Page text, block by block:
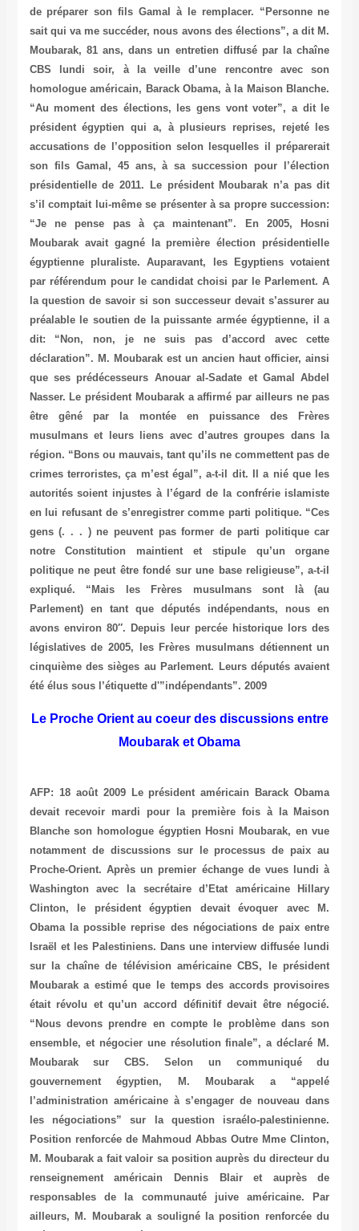
de préparer son fils Gamal à le remplacer. “Personne ne
sait qui va me succéder, nous avons des élections”, a dit M.
Moubarak, 81 ans, dans un entretien diffusé par la chaîne
CBS lundi soir, à la veille d’une rencontre avec son
homologue américain, Barack Obama, à la Maison Blanche.
“Au moment des élections, les gens vont voter”, a dit le
président égyptien qui a, à plusieurs reprises, rejeté les
accusations de l’opposition selon lesquelles il préparerait
son fils Gamal, 45 ans, à sa succession pour l’élection
présidentielle de 2011. Le président Moubarak n’a pas dit
s’il comptait lui-même se présenter à sa propre succession:
“Je ne pense pas à ça maintenant”. En 2005, Hosni
Moubarak avait gagné la première élection présidentielle
égyptienne pluraliste. Auparavant, les Egyptiens votaient
par référendum pour le candidat choisi par le Parlement. A
la question de savoir si son successeur devait s’assurer au
préalable le soutien de la puissante armée égyptienne, il a
dit: “Non, non, je ne suis pas d’accord avec cette
déclaration”. M. Moubarak est un ancien haut officier, ainsi
que ses prédécesseurs Anouar al-Sadate et Gamal Abdel
Nasser. Le président Moubarak a affirmé par ailleurs ne pas
être gêné par la montée en puissance des Frères
musulmans et leurs liens avec d’autres groupes dans la
région. “Bons ou mauvais, tant qu’ils ne commettent pas de
crimes terroristes, ça m’est égal”, a-t-il dit. Il a nié que les
autorités soient injustes à l’égard de la confrérie islamiste
en lui refusant de s’enregistrer comme parti politique. “Ces
gens (. . . ) ne peuvent pas former de parti politique car
notre Constitution maintient et stipule qu’un organe
politique ne peut être fondé sur une base religieuse”, a-t-il
expliqué. “Mais les Frères musulmans sont là (au
Parlement) en tant que députés indépendants, nous en
avons environ 80″. Depuis leur percée historique lors des
législatives de 2005, les Frères musulmans détiennent un
cinquième des sièges au Parlement. Leurs députés avaient
été élus sous l’étiquette d'”indépendants”. 2009
Le Proche Orient au coeur des discussions entre
Moubarak et Obama
AFP: 18 août 2009 Le président américain Barack Obama
devait recevoir mardi pour la première fois à la Maison
Blanche son homologue égyptien Hosni Moubarak, en vue
notamment de discussions sur le processus de paix au
Proche-Orient. Après un premier échange de vues lundi à
Washington avec la secrétaire d’Etat américaine Hillary
Clinton, le président égyptien devait évoquer avec M.
Obama la possible reprise des négociations de paix entre
Israël et les Palestiniens. Dans une interview diffusée lundi
sur la chaîne de télévision américaine CBS, le président
Moubarak a estimé que le temps des accords provisoires
était révolu et qu’un accord définitif devait être négocié.
“Nous devons prendre en compte le problème dans son
ensemble, et négocier une résolution finale”, a déclaré M.
Moubarak sur CBS. Selon un communiqué du
gouvernement égyptien, M. Moubarak a “appelé
l’administration américaine à s’engager de nouveau dans
les négociations” sur la question israélo-palestinienne.
Position renforcée de Mahmoud Abbas Outre Mme Clinton,
M. Moubarak a fait valoir sa position auprès du directeur du
renseignement américain Dennis Blair et auprès de
responsables de la communauté juive américaine. Par
ailleurs, M. Moubarak a souligné la position renforcée du